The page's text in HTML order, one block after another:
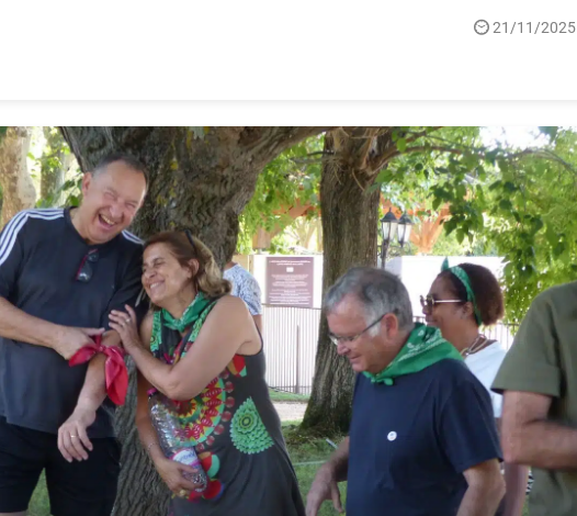
21/11/2025